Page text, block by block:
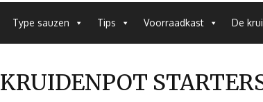
Type sauzen Tips Voorraadkast De
KRUIDENPOT